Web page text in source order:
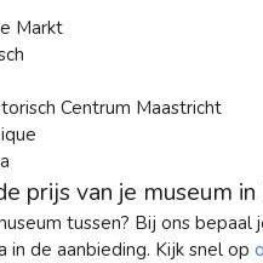
Markt
Centrum Maastricht
prijs van je museum
tussen? Bij ons
in de aanbieding. Kijk snel op